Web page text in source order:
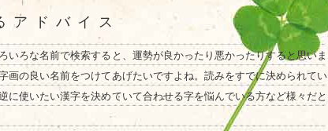
アドバイス
いろな名前で検索すると、運勢が良かったり悪かったりすると思いま
画の良い名前をつけてあげたいですよね。読みをすでに決められてい
に使いたい漢字を決めていて合わせる字を悩んでいる方など様々だと